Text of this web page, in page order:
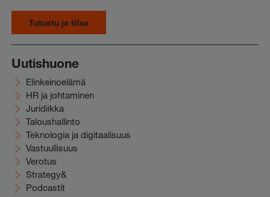
Tutustu ja tilaa
Uutishuone
Elinkeinoelämä
HR ja johtaminen
Juridiikka
Taloushallinto
Teknologia ja digitaalisuus
Vastuullisuus
Verotus
Strategy&
Podcastit